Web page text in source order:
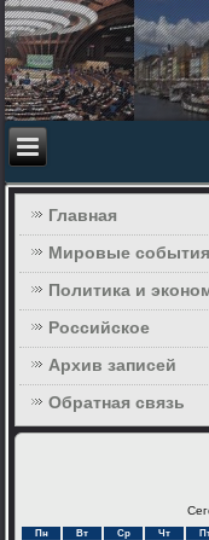
Главная
Мировые события
Политика и
Российское
Архив записей
Обратная связь
Пн Вт Ср Чт